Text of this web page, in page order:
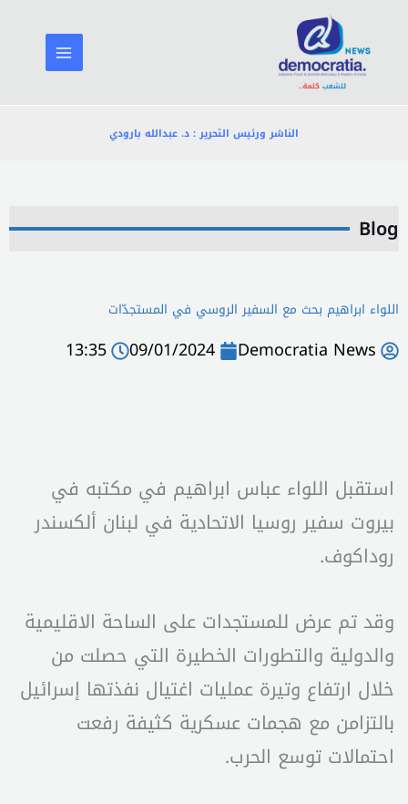
المحتوى
الناشر ورئيس التحرير : د. عبدالله بارودي
Blog
اللواء ابراهيم بحث مع السفير الروسي في المستجدّات
Democratia News
09/01/2024
13:35
استقبل اللواء عباس ابراهيم في مكتبه في
بيروت سفير روسيا الاتحادية في لبنان ألكسندر
روداكوف.
وقد تم عرض للمستجدات على الساحة الاقليمية
والدولية والتطورات الخطيرة التي حصلت من
خلال ارتفاع وتيرة عمليات اغتيال نفذتها إسرائيل
بالتزامن مع هجمات عسكرية كثيفة رفعت
احتمالات توسع الحرب.